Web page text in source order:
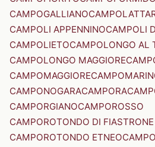
CAMPOGALLIANO
CAMPOLI APPENNINOCAMPOLI
CAMPOLIETOCAMPOLONGO AL
CAMPOLONGO MAGGIORE
CAMPOMAGGIORE
CAMPONOGARACAMPORA
CAMPORGIANOCAMPOROSSO
CAMPOROTONDO DI FIASTRONE
CAMPOROTONDO ETNEO